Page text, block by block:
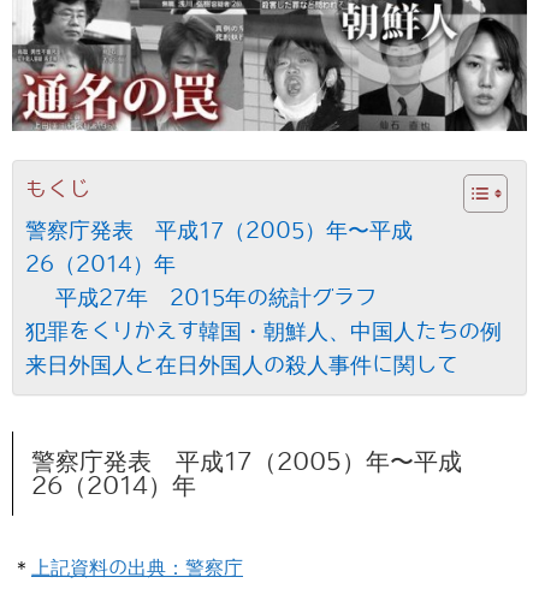
もくじ
警察庁発表 平成17（2005）年〜平成
26（2014）年
平成27年 2015年の統計グラフ
犯罪をくりかえす韓国・朝鮮人、中国人たちの例
来日外国人と在日外国人の殺人事件に関して
警察庁発表 平成17（2005）年〜平成
26（2014）年
＊
上記資料の出典：警察庁